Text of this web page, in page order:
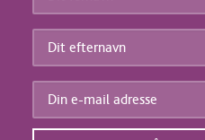
Dit
Din
mail